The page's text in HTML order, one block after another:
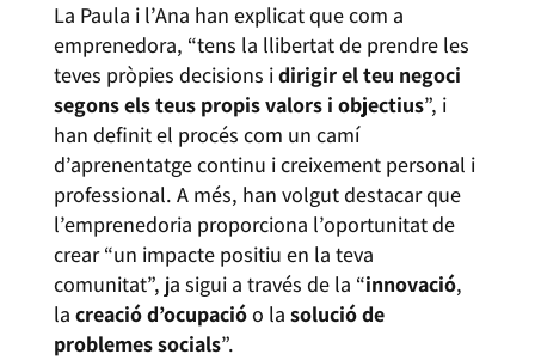
La Paula i l’Ana han explicat que com a
emprenedora, “tens la llibertat de prendre les
teves pròpies decisions idirigir el teu negoci
segons els teus propis valors i objectius”, i
han definit el procés com un camí
d’aprenentatge continu i creixement personal i
professional. A més, han volgut destacar que
l’emprenedoria proporciona l’oportunitat de
crear “un impacte positiu en la teva
comunitat”, ja sigui a través de la “innovació,
la creació d’ocupacióo la solució de
problemes socials”.